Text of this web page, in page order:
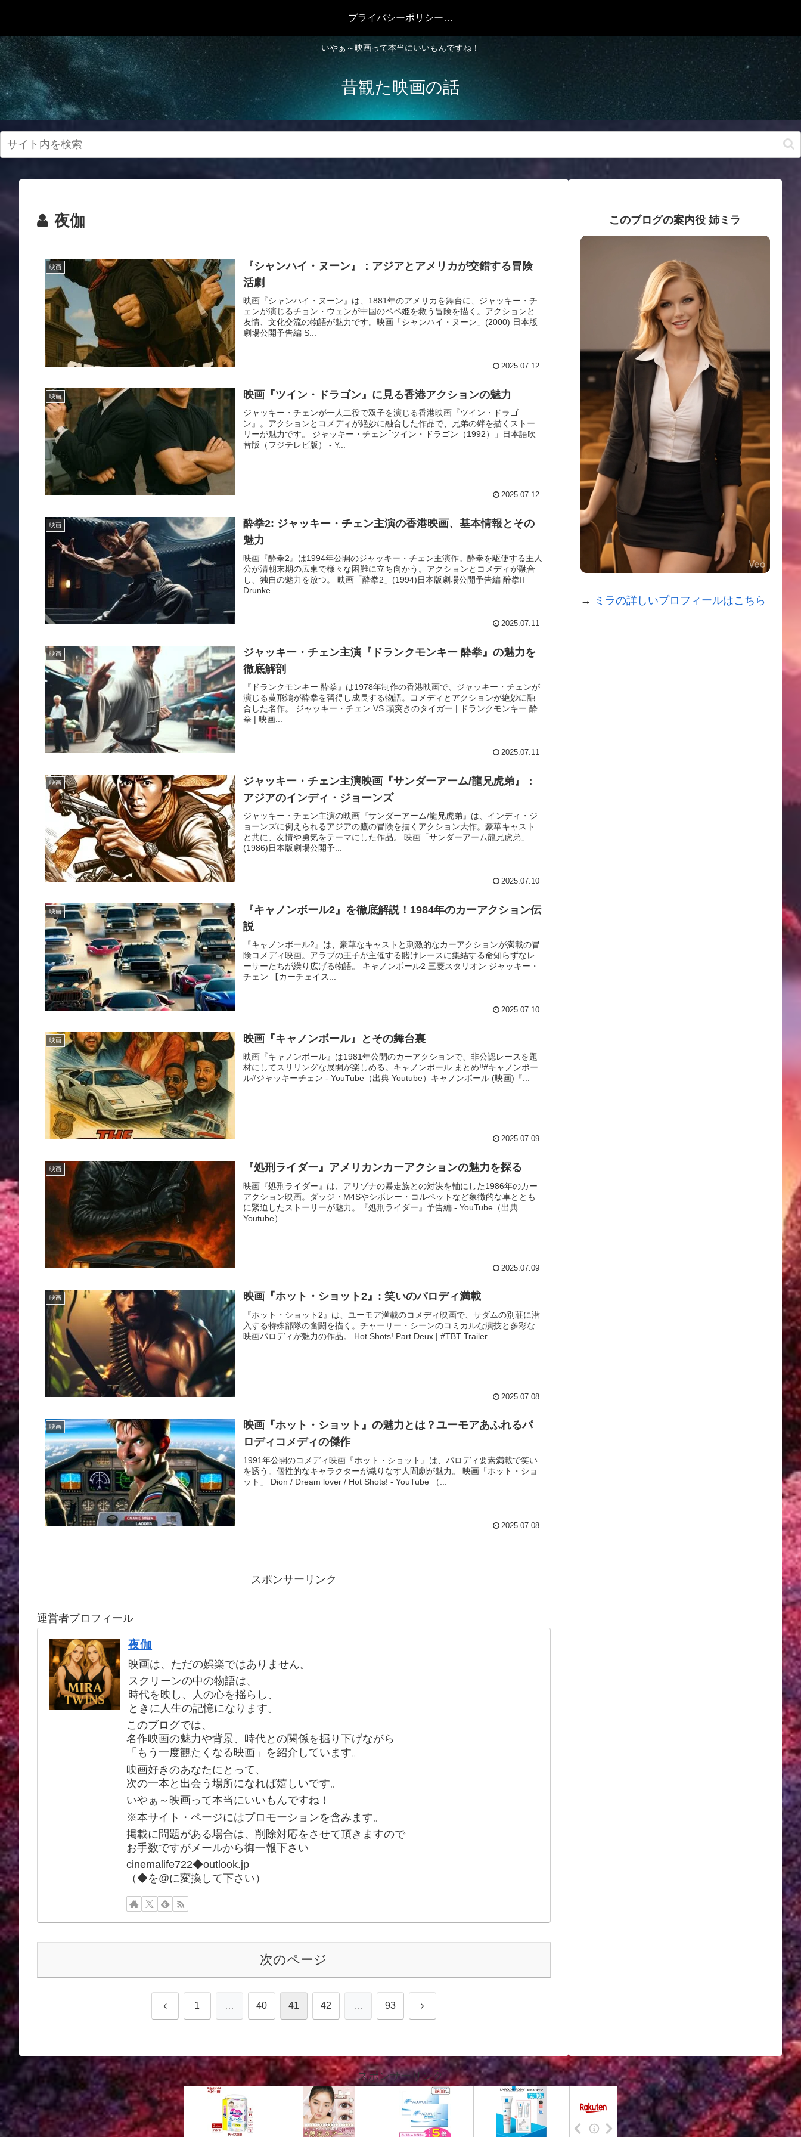
いやぁ～映画って本当にいいもんですね！
昔観た映画の話
プライバシーポリシー・免責事項
夜伽
映画
『シャンハイ・ヌーン』：アジアとアメリカが交錯する冒険
活劇
映画『シャンハイ・ヌーン』は、1881年のアメリカを舞台に、ジャッキー・チ
ェンが演じるチョン・ウェンが中国のペペ姫を救う冒険を描く。アクションと
友情、文化交流の物語が魅力です。映画「シャンハイ・ヌーン」(2000) 日本版
劇場公開予告編 S...
2025.07.12
映画 映画『ツイン・ドラゴン』に見る香港アクションの魅力
ジャッキー・チェンが一人二役で双子を演じる香港映画『ツイン・ドラゴ
ン』。アクションとコメディが絶妙に融合した作品で、兄弟の絆を描くストー
リーが魅力です。 ジャッキー・チェン｢ツイン・ドラゴン（1992）」日本語吹
替版（フジテレビ版） - Y...
2025.07.12
映画
酔拳2: ジャッキー・チェン主演の香港映画、基本情報とその
魅力
映画『酔拳2』は1994年公開のジャッキー・チェン主演作。酔拳を駆使する主人
公が清朝末期の広東で様々な困難に立ち向かう。アクションとコメディが融合
し、独自の魅力を放つ。 映画「酔拳2」(1994)日本版劇場公開予告編 醉拳II
Drunke...
2025.07.11
映画
ジャッキー・チェン主演『ドランクモンキー 酔拳』の魅力を
徹底解剖
『ドランクモンキー 酔拳』は1978年制作の香港映画で、ジャッキー・チェンが
演じる黄飛鴻が酔拳を習得し成長する物語。コメディとアクションが絶妙に融
合した名作。 ジャッキー・チェン VS 頭突きのタイガー | ドランクモンキー 酔
拳 | 映画...
2025.07.11
映画
ジャッキー・チェン主演映画『サンダーアーム/龍兄虎弟』：
アジアのインディ・ジョーンズ
ジャッキー・チェン主演の映画『サンダーアーム/龍兄虎弟』は、インディ・ジ
ョーンズに例えられるアジアの鷹の冒険を描くアクション大作。豪華キャスト
と共に、友情や勇気をテーマにした作品。 映画「サンダーアーム龍兄虎弟」
(1986)日本版劇場公開予...
2025.07.10
映画
『キャノンボール2』を徹底解説！1984年のカーアクション伝
説
『キャノンボール2』は、豪華なキャストと刺激的なカーアクションが満載の冒
険コメディ映画。アラブの王子が主催する賭けレースに集結する命知らずなレ
ーサーたちが繰り広げる物語。 キャノンボール2 三菱スタリオン ジャッキー・
チェン 【カーチェイス...
2025.07.10
映画 映画『キャノンボール』とその舞台裏
映画『キャノンボール』は1981年公開のカーアクションで、非公認レースを題
材にしてスリリングな展開が楽しめる。キャノンボール まとめ‼️#キャノンボー
ル#ジャッキーチェン - YouTube（出典 Youtube）キャノンボール (映画)『...
2025.07.09
映画 『処刑ライダー』アメリカンカーアクションの魅力を探る
映画『処刑ライダー』は、アリゾナの暴走族との対決を軸にした1986年のカー
アクション映画。ダッジ・M4Sやシボレー・コルベットなど象徴的な車ととも
に緊迫したストーリーが魅力。『処刑ライダー』予告編 - YouTube（出典
Youtube）...
2025.07.09
映画 映画『ホット・ショット2』: 笑いのパロディ満載
『ホット・ショット2』は、ユーモア満載のコメディ映画で、サダムの別荘に潜
入する特殊部隊の奮闘を描く。チャーリー・シーンのコミカルな演技と多彩な
映画パロディが魅力の作品。 Hot Shots! Part Deux | #TBT Trailer...
2025.07.08
映画
映画『ホット・ショット』の魅力とは？ユーモアあふれるパ
ロディコメディの傑作
1991年公開のコメディ映画『ホット・ショット』は、パロディ要素満載で笑い
を誘う。個性的なキャラクターが織りなす人間劇が魅力。 映画「ホット・ショ
ット」 Dion / Dream lover / Hot Shots! - YouTube （...
2025.07.08
スポンサーリンク
運営者プロフィール
夜伽
映画は、ただの娯楽ではありません。
スクリーンの中の物語は、
時代を映し、人の心を揺らし、
ときに人生の記憶になります。
このブログでは、
名作映画の魅力や背景、時代との関係を掘り下げながら
「もう一度観たくなる映画」を紹介しています。
映画好きのあなたにとって、
次の一本と出会う場所になれば嬉しいです。
いやぁ～映画って本当にいいもんですね！
※本サイト・ページにはプロモーションを含みます。
掲載に問題がある場合は、削除対応をさせて頂きますので
お手数ですがメールから御一報下さい
cinemalife722◆outlook.jp
（◆を@に変換して下さい）
次のページ
前 1 … 40 41 42 … 93 次
このブログの案内役 姉ミラ
→ ミラの詳しいプロフィールはこちら
スポンサーリンク